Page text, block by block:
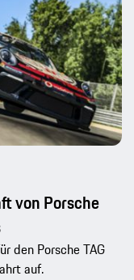
von Porsche
den Porsche TAG
auf.